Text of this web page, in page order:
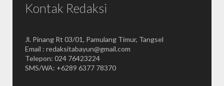
Kontak Redaksi
Jl. Pinang Rt 03/01, Pamulang Timur, Tangsel
Email : redaksitabayun@gmail.com
Telepon: 024 76423224
SMS/WA: +6289 6377 78370